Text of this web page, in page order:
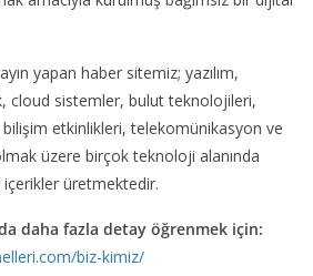
yapan haber sitemiz; yazılım,
cloud sistemler, bulut teknolojileri,
etkinlikleri, telekomünikasyon ve
üzere birçok teknoloji alanında
üretmektedir.
daha fazla detay öğrenmek için:
biz-kimiz/